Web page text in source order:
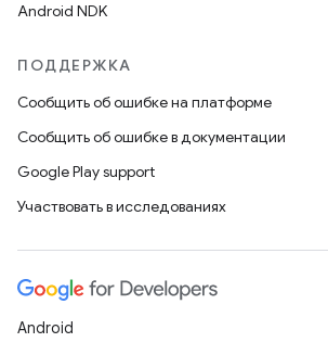
Android NDK
ПОДДЕРЖКА
Сообщить об ошибке на платформе
Сообщить об ошибке в документации
Google Play support
Участвовать в исследованиях
Android